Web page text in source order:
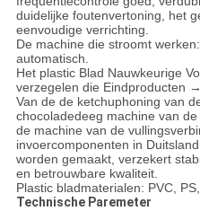
duidelijke foutenvertoning, het
eenvoudige verrichting.
De machine die stroomt
automatisch.
Het plastic Blad Nauwkeurige
verzegelen die Eindproducten
Van de de ketchuphoning van
chocoladedeeg machine van
de machine van de
invoercomponenten in
worden gemaakt, verzekert
en betrouwbare kwaliteit.
Plastic bladmaterialen: PVC,
Technische Paremeter